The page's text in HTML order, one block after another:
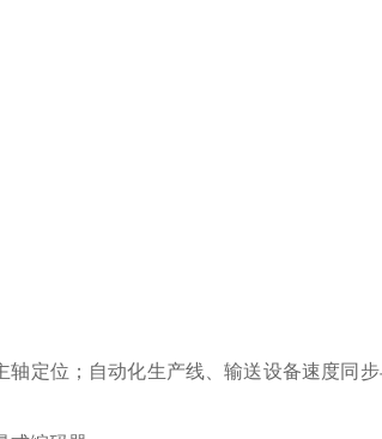
定位；自动化生产线、输送设备速度同